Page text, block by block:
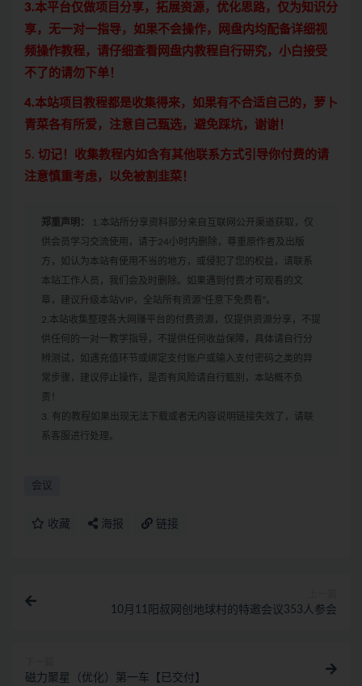
3.本平台仅做项目分享，拓展资源，优化思路，仅为知识分
享，无一对一指导，如果不会操作，网盘内均配备详细视
频操作教程，请仔细查看网盘内教程自行研究，小白接受
不了的请勿下单！
4.本站项目教程都是收集得来，如果有不合适自己的，萝卜
青菜各有所爱，注意自己甄选，避免踩坑，谢谢！
5. 切记！收集教程内如含有其他联系方式引导你付费的请
注意慎重考虑，以免被割韭菜！
郑重声明：
1.本站所分享资料部分来自互联网公开渠道获取，仅
供会员学习交流使用，请于24小时内删除，尊重原作者及出版
方，如认为本站有使用不当的地方，或侵犯了您的权益，请联系
本站工作人员，我们会及时删除。如果遇到付费才可观看的文
章，建议升级本站VIP，全站所有资源“任意下免费看”。
2.本站收集整理各大网赚平台的付费资源，仅提供资源分享，不提
供任何的一对一教学指导，不提供任何收益保障，具体请自行分
辨测试，如遇充值环节或绑定支付账户或输入支付密码之类的异
常步骤，建议停止操作，是否有风险请自行甄别，本站概不负
责！
3. 有的教程如果出现无法下载或者无内容说明链接失效了，请联
系客服进行处理。
会议
收藏 海报 链接
10月11阳叔网创地球村的特邀会议353人参会
磁力聚星（优化）第一车【已交付】